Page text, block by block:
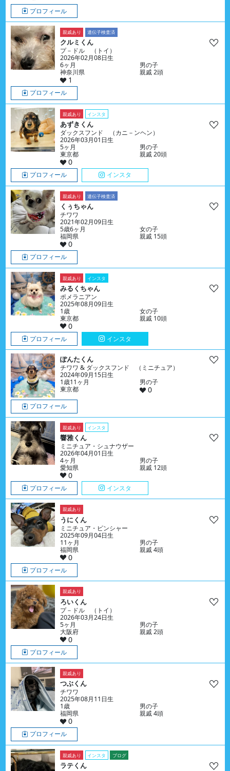
プロフィール
親戚あり 遺伝子検査済
クルミくん
プ－ドル （トイ）
2026年02月08日生
6ヶ月
男の子
神奈川県
親戚 2頭
1
プロフィール
親戚あり インスタ
あずきくん
ダックスフンド （カニ－ンヘン）
2026年03月01日生
5ヶ月
男の子
東京都
親戚 20頭
0
プロフィール インスタ
親戚あり 遺伝子検査済
くぅちゃん
チワワ
2021年02月09日生
5歳6ヶ月
女の子
福岡県
親戚 15頭
0
プロフィール
親戚あり インスタ
みるくちゃん
ポメラニアン
2025年08月09日生
1歳
女の子
東京都
親戚 10頭
0
プロフィール インスタ
ぽんたくん
チワワ & ダックスフンド （ミニチュア）
2024年09月15日生
1歳11ヶ月
男の子
東京都
0
プロフィール
親戚あり インスタ
響雅くん
ミニチュア・シュナウザー
2026年04月01日生
4ヶ月
男の子
愛知県
親戚 12頭
0
プロフィール インスタ
親戚あり
うにくん
ミニチュア・ピンシャー
2025年09月04日生
11ヶ月
男の子
福岡県
親戚 4頭
0
プロフィール
親戚あり
ろいくん
プ－ドル （トイ）
2026年03月24日生
5ヶ月
男の子
大阪府
親戚 2頭
0
プロフィール
親戚あり
つぶくん
チワワ
2025年08月11日生
1歳
男の子
福岡県
親戚 4頭
0
プロフィール
親戚あり インスタ ブログ
ラテくん